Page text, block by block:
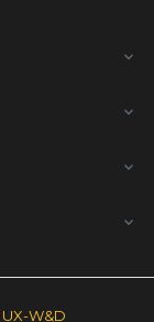




UX-W&D